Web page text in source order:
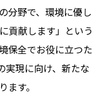
分野で、環境に優し
貢献します」という
保全でお役に立つた
実現に向け、新たな
す。